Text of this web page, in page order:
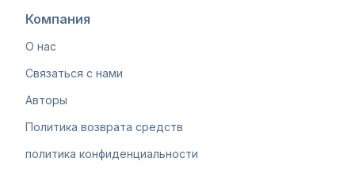
Компания
О нас
Связаться с нами
Авторы
Политика возврата средств
политика конфиденциальности